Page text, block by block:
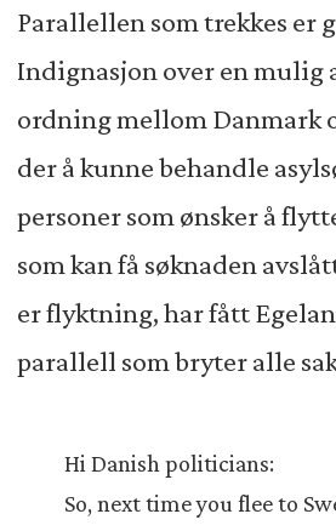
Parallellen som trekkes er
Indignasjon over en mulig
ordning mellom Danmark
der å kunne behandle
personer som ønsker å
som kan få søknaden
er flyktning, har fått
parallell som bryter alle
Hi Danish politicians:
So, next time you flee to